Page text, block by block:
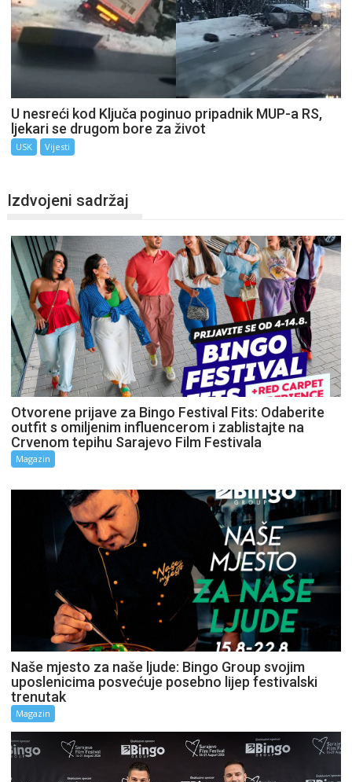
U nesreći kod Ključa poginuo pripadnik MUP-a RS,
ljekari se drugom bore za život
USK Vijesti
Izdvojeni sadržaj
Otvorene prijave za Bingo Festival Fits: Odaberite
outfit s omiljenim influencerom i zablistajte na
Crvenom tepihu Sarajevo Film Festivala
Magazin
Naše mjesto za naše ljude: Bingo Group svojim
uposlenicima posvećuje posebno lijep festivalski
trenutak
Magazin